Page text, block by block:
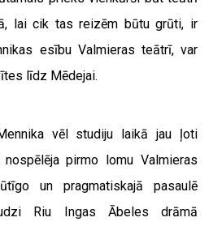
lai cik tas reizēm būtu grūti, ir
esību Valmieras teātrī, var
līdz Mēdejai.
vēl studiju laikā jau ļoti
pirmo lomu Valmieras
un pragmatiskajā pasaulē
Riu Ingas Ābeles drāmā